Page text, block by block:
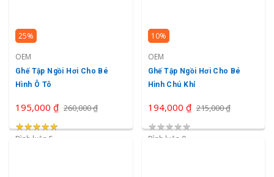
25%
OEM
Ghế Tập Ngồi Hơi Cho Bé
Hình Ô Tô
195,000 ₫ 260,000 ₫
★★★★★
★★★★★
Bình luận 5
10%
OEM
Ghế Tập Ngồi Hơi Cho Bé
Hình Chú Khỉ
194,000 ₫ 215,000 ₫
★★★★★
Bình luận 0